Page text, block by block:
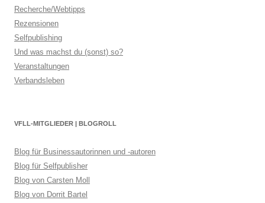
Recherche/Webtipps
Rezensionen
Selfpublishing
Und was machst du (sonst) so?
Veranstaltungen
Verbandsleben
VFLL-MITGLIEDER | BLOGROLL
Blog für Businessautorinnen und -autoren
Blog für Selfpublisher
Blog von Carsten Moll
Blog von Dorrit Bartel